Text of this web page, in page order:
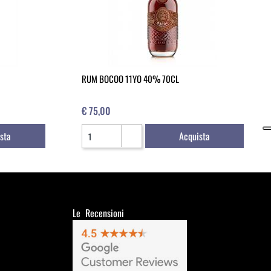
RUM BOCOO 11YO 40% 70CL
€ 75,00
Quantità
Acquista
Le Recensioni